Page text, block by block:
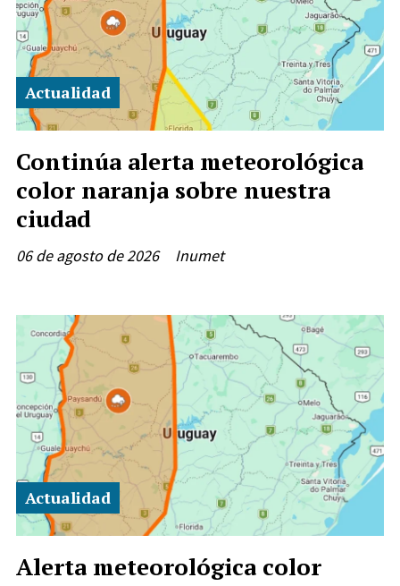
Continúa alerta meteorológica
color naranja sobre nuestra
ciudad
Inumet
Actualidad
06 de agosto de 2026
Alerta meteorológica color
Actualidad